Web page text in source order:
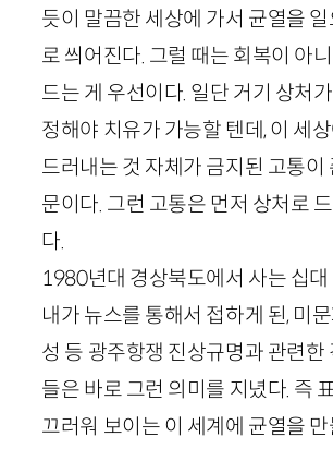
듯이 말끔한 세상에 가서 균열을
로 씌어진다. 그럴 때는 회복이 아
드는 게 우선이다. 일단 거기 상처
정해야 치유가 가능할 텐데, 이 세
드러내는 것 자체가 금지된 고통이
문이다. 그런 고통은 먼저 상처로
다.
1980년대 경상북도에서 사는 십
내가 뉴스를 통해서 접하게 된, 미
성 등 광주항쟁 진상규명과 관련한
들은 바로 그런 의미를 지녔다. 즉
끄러워 보이는 이 세계에 균열을